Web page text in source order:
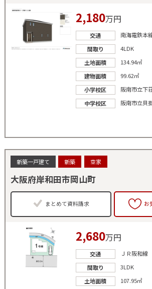
2,180万円
交通
南海電鉄
間取り
4LDK
土地面積
134.94㎡
建物面積
99.62㎡
小学校区
阪南市立下
中学校区
阪南市立貝
新築一戸建て 新築 空家
大阪府岸和田市岡山町
まとめて資料請求 お
2,680万円
交通
ＪＲ阪和
間取り
3LDK
土地面積
107.95㎡